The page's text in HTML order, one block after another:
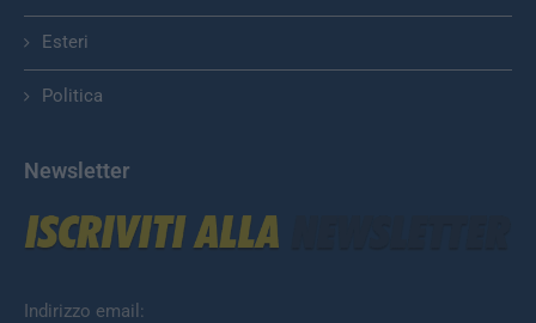
Esteri
Politica
Newsletter
Indirizzo email: